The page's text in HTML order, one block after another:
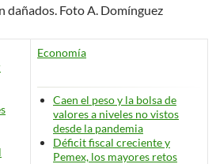
dañados. Foto A. Domínguez
Economía
Caen el peso y la bolsa de
valores a niveles no vistos
desde la pandemia
Déficit fiscal creciente y
Pemex, los mayores retos